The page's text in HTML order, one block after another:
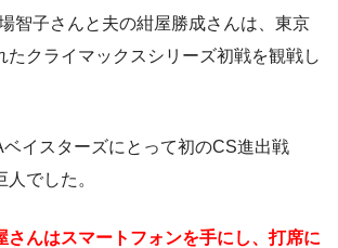
智子さんと夫の紺屋勝成さんは、東京
たクライマックスシリーズ初戦を観戦し
イスターズにとって初のCS進出戦
でした。
さんはスマートフォンを手にし、打席に